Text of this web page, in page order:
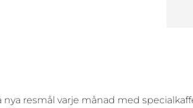
resmål varje månad med